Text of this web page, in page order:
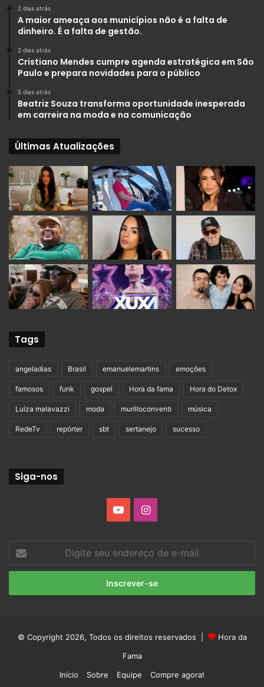
2 dias atrás
A maior ameaça aos municípios não é a falta de
dinheiro. É a falta de gestão.
2 dias atrás
Cristiano Mendes cumpre agenda estratégica em São
Paulo e prepara novidades para o público
5 dias atrás
Beatriz Souza transforma oportunidade inesperada
em carreira na moda e na comunicação
Últimas Atualizações
Tags
angeladias Brasil emanuelemartins emoções
famosos funk gospel Hora da fama Hora do Detox
Luíza malavazzi moda murilloconventi música
RedeTv repórter sbt sertanejo sucesso
Siga-nos
YouTubeInstagram
seu
endereço
e-
© Copyright 2026, Todos os direitos reservados |
Hora da
Fama
Início
Sobre Equipe Compre agora!